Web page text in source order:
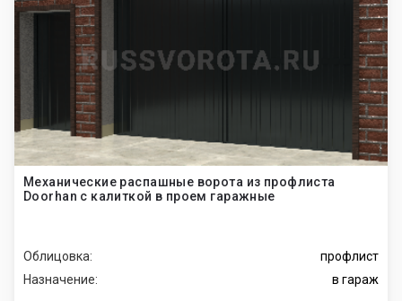
Механические распашные ворота из профлиста
Doorhan с калиткой в проем гаражные
Облицовка:
профлист
Назначение:
в гараж